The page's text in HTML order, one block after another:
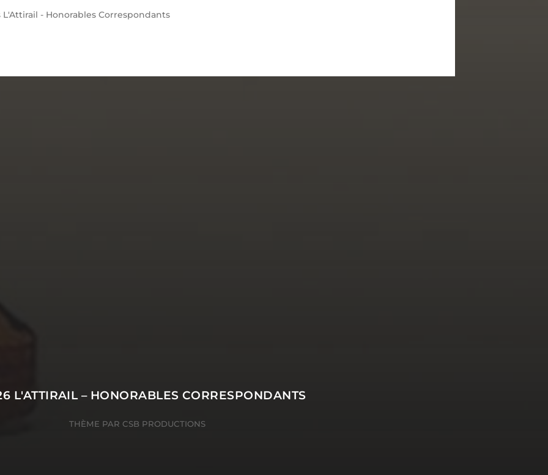
L'Attirail - Honorables Correspondants
L'ATTIRAIL – HONORABLES CORRESPONDANTS
THÈME PAR CSB PRODUCTIONS